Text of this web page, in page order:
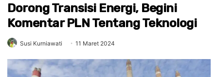
Dorong Transisi Energi, Begini
Komentar PLN Tentang Teknologi
Susi Kurniawati 11 Maret 2024